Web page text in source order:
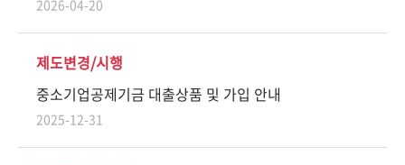
2026-04-20
제도변경/시행
중소기업공제기금 대출상품 및 가입 안내
2025-12-31